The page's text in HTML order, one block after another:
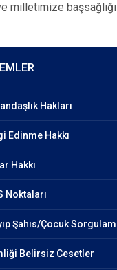
milletimize
Hakları
Edinme Hakkı
Hakkı
Noktaları
Şahıs/Çocuk
Belirsiz Cesetler